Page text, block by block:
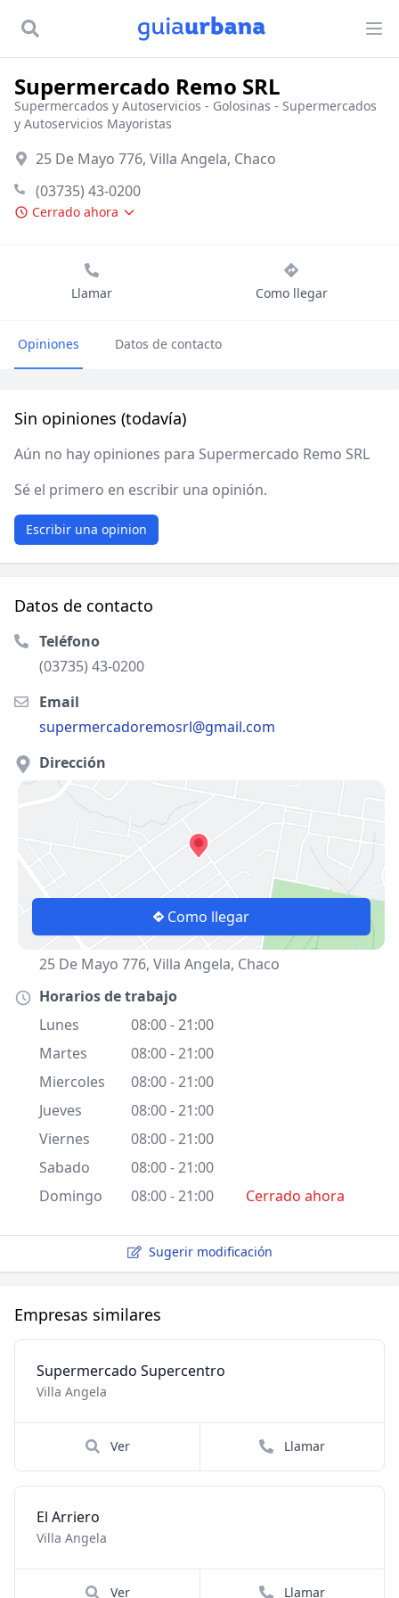
Supermercado Remo SRL
Supermercados y Autoservicios - Golosinas - Supermercados
y Autoservicios Mayoristas
25 De Mayo 776, Villa Angela, Chaco
(03735) 43-0200
Cerrado ahora
Llamar Como llegar
Opiniones Datos de contacto
Sin opiniones (todavía)
Aún no hay opiniones para Supermercado Remo SRL
Sé el primero en escribir una opinión.
Escribir una opinion
Datos de contacto
Teléfono
(03735) 43-0200
Email
supermercadoremosrl@gmail.com
Dirección
Como llegar
25 De Mayo 776, Villa Angela, Chaco
Horarios de trabajo
Lunes
08:00 - 21:00
Martes
08:00 - 21:00
Miercoles
08:00 - 21:00
Jueves
08:00 - 21:00
Viernes
08:00 - 21:00
Sabado
08:00 - 21:00
Domingo
08:00 - 21:00 Cerrado ahora
Sugerir modificación
Empresas similares
Supermercado Supercentro
Villa Angela
Ver Llamar
El Arriero
Villa Angela
Ver Llamar